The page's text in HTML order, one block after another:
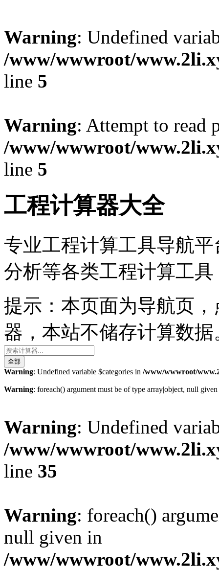
Warning: Undefined
/www/wwwroot/
line 5
Warning: Attempt to read
/www/wwwroot/
line 5
工程计算器大全
专业工程计算工具导航
分析等各类工程计算工具
提示：本页面为导航页
器，本站不储存计算数据
全部
Warning: Undefined variable $categories in /www/wwwroot/
Warning: foreach() argument must be of type array|object, null
Warning: Undefined
/www/wwwroot/
line 35
Warning: foreach()
null given in
/www/wwwroot/